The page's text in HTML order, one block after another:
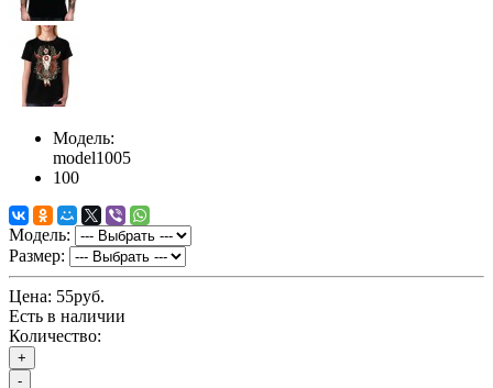
Модель:
model1005
100
Модель:
Размер:
Цена: 55руб.
Есть в наличии
Количество:
+
-